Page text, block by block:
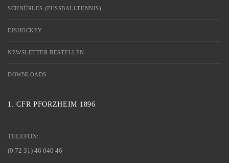
SCHNÜRLES (FUSSBALLTENNIS)
EISHOCKEY
NEWSLETTER BESTELLEN
DOWNLOADS
1. CFR PFORZHEIM 1896
TELEFON:
(0 72 31) 46 040 46